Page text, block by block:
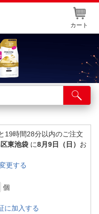
カート
19時間28分以内のご注文
東池袋 に8月9日（日） お
更する
個
に加入する